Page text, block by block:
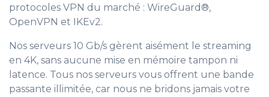
protocoles VPN du marché : WireGuard®,
OpenVPN et IKEv2.
Nos serveurs 10 Gb/s gèrent aisément le streaming
en 4K, sans aucune mise en mémoire tampon ni
latence. Tous nos serveurs vous offrent une bande
passante illimitée, car nous ne bridons jamais votre